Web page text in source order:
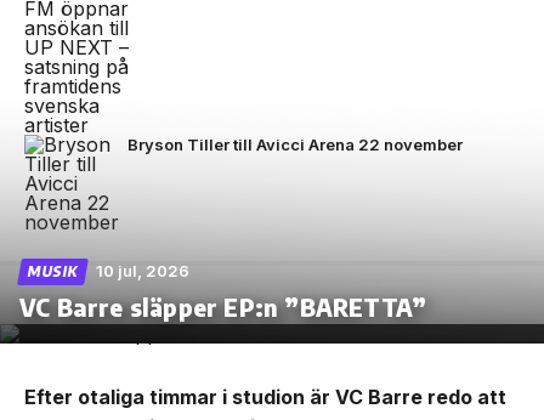
Bryson Tiller till Avicci Arena 22 november
MUSIK 10 jul, 2026
VC Barre släpper EP:n ”BARETTA”
Efter otaliga timmar i studion är VC Barre redo att